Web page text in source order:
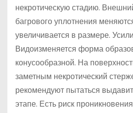
некротическую стадию.
багрового уплотнения
увеличивается в размере.
Видоизменяется форма
конусообразной. На
заметным некротический
рекомендуют пытаться
этапе. Есть риск